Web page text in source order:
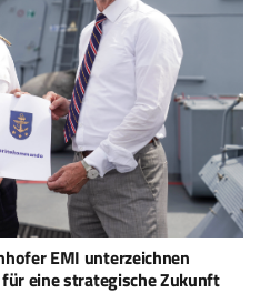
EMI unterzeichnen
eine strategische Zukunft